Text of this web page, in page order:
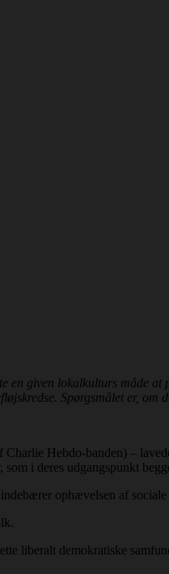
glæder og
en given lokalkulturs måde
Spørgsmålet er,
Hebdo-banden) –
i deres udgangspunkt
ophævelsen af
liberalt demokratiske